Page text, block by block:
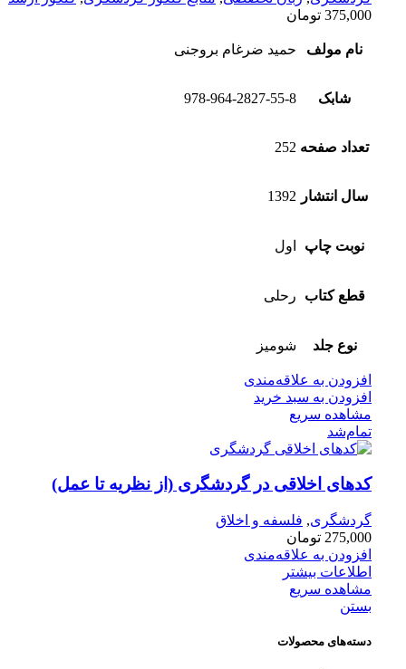
375,000 تومان
نام مولف حمید ضرغام بروجنی
شابک 978-964-2827-55-8
تعداد صفحه 252
سال انتشار 1392
نوبت چاپ اول
قطع کتاب رحلی
نوع جلد شومیز
افزودن به علاقه‌مندی
افزودن به سبد خرید
مشاهده سریع
تمام‌شد
کدهای اخلاقی در گردشگری (از نظریه تا عمل)
گردشگری, فلسفه و اخلاق
275,000 تومان
افزودن به علاقه‌مندی
اطلاعات بیشتر
مشاهده سریع
بستن
دسته‌های محصولات